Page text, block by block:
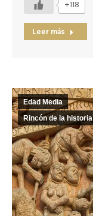
+118
Leer más
Edad Media
Rincón de la historia